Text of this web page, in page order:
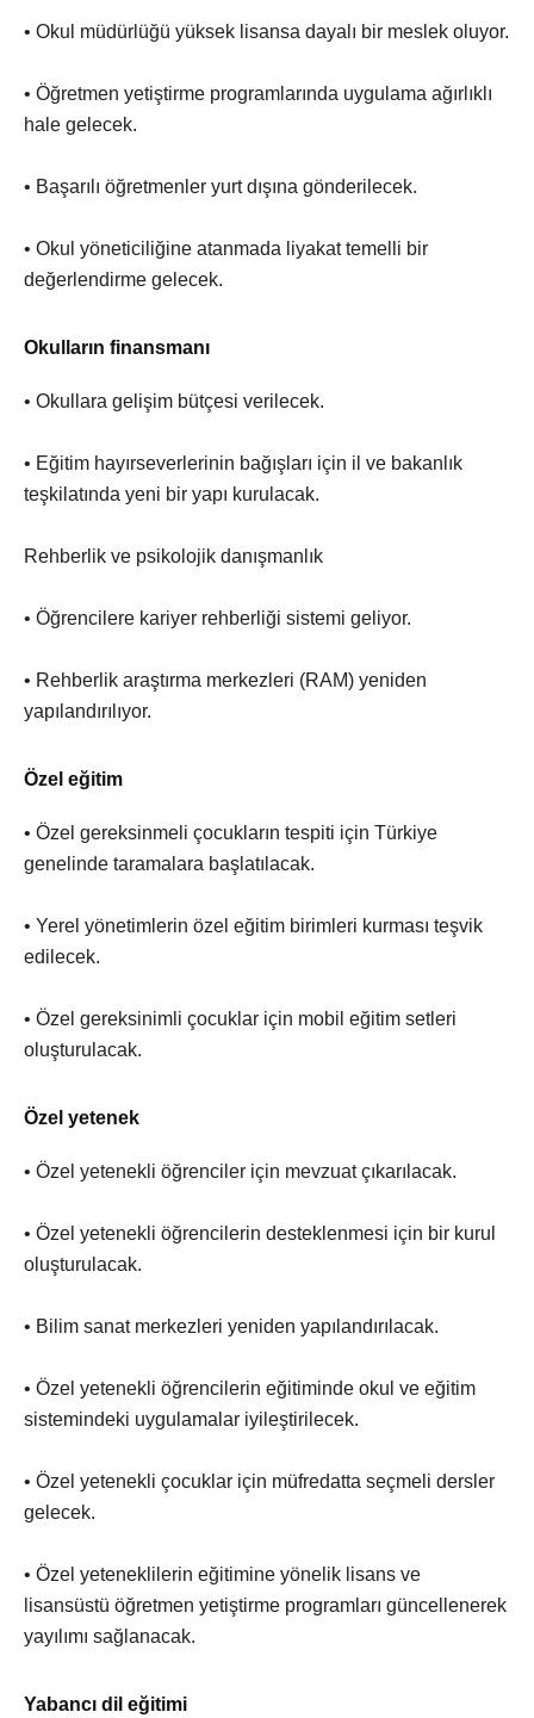
• Okul müdürlüğü yüksek lisansa dayalı bir meslek oluyor.
• Öğretmen yetiştirme programlarında uygulama ağırlıklı
hale gelecek.
• Başarılı öğretmenler yurt dışına gönderilecek.
• Okul yöneticiliğine atanmada liyakat temelli bir
değerlendirme gelecek.
Okulların finansmanı
• Okullara gelişim bütçesi verilecek.
• Eğitim hayırseverlerinin bağışları için il ve bakanlık
teşkilatında yeni bir yapı kurulacak.
Rehberlik ve psikolojik danışmanlık
• Öğrencilere kariyer rehberliği sistemi geliyor.
• Rehberlik araştırma merkezleri (RAM) yeniden
yapılandırılıyor.
Özel eğitim
• Özel gereksinmeli çocukların tespiti için Türkiye
genelinde taramalara başlatılacak.
• Yerel yönetimlerin özel eğitim birimleri kurması teşvik
edilecek.
• Özel gereksinimli çocuklar için mobil eğitim setleri
oluşturulacak.
Özel yetenek
• Özel yetenekli öğrenciler için mevzuat çıkarılacak.
• Özel yetenekli öğrencilerin desteklenmesi için bir kurul
oluşturulacak.
• Bilim sanat merkezleri yeniden yapılandırılacak.
• Özel yetenekli öğrencilerin eğitiminde okul ve eğitim
sistemindeki uygulamalar iyileştirilecek.
• Özel yetenekli çocuklar için müfredatta seçmeli dersler
gelecek.
• Özel yeteneklilerin eğitimine yönelik lisans ve
lisansüstü öğretmen yetiştirme programları güncellenerek
yayılımı sağlanacak.
Yabancı dil eğitimi